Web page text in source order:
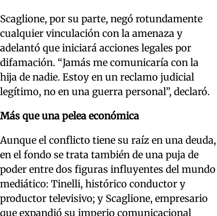
Scaglione, por su parte, negó rotundamente
cualquier vinculación con la amenaza y
adelantó que iniciará acciones legales por
difamación. “Jamás me comunicaría con la
hija de nadie. Estoy en un reclamo judicial
legítimo, no en una guerra personal”, declaró.
Más que una pelea económica
Aunque el conflicto tiene su raíz en una deuda,
en el fondo se trata también de una puja de
poder entre dos figuras influyentes del mundo
mediático: Tinelli, histórico conductor y
productor televisivo; y Scaglione, empresario
que expandió su imperio comunicacional